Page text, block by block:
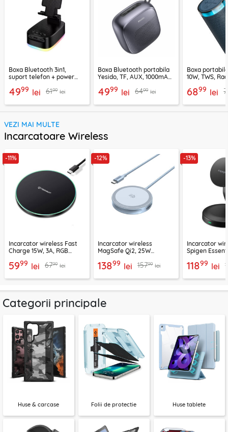
Boxa Bluetooth 3in1,
suport telefon + power
BR200
4999 lei 6199 lei
Boxa Bluetooth portabila
Yesido, TF, AUX, 1000mAh,
4999 lei 6499 lei
Boxa
10W, TWS,
6899 lei
VEZI MAI MULTE
Incarcatoare Wireless
-11%
Incarcator wireless Fast
Charge 15W, 3A, RGB
CHWR031
5999 lei 6799 lei
-12%
Incarcator wireless
MagSafe Qi2, 25W
13899 lei 15799 lei
-13%
Incarcator
Spigen
11899 lei
Categorii principale
Huse & carcase Folii de protectie Huse tablete